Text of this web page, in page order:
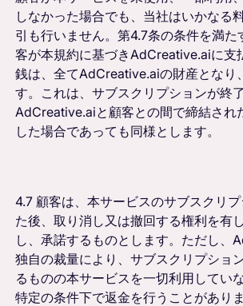
しなかった場合でも、当社はいかなる
引も行いません。第4.7条の条件を満た
客が本規約に基づきAdCreative.aiに支
銭は、全てAdCreative.aiの財産となり
す。これは、サブスクリプションが終
AdCreative.aiと顧客との間で締結され
した場合であっても同様とします。
4.7 顧客は、本サービスのサブスクリ
た後、取り消し又は撤回する権利を有
し、承諾するものとします。ただし、
独自の裁量により、サブスクリプショ
るものの本サービスを一切利用してい
特定の条件下で返金を行うことがあり